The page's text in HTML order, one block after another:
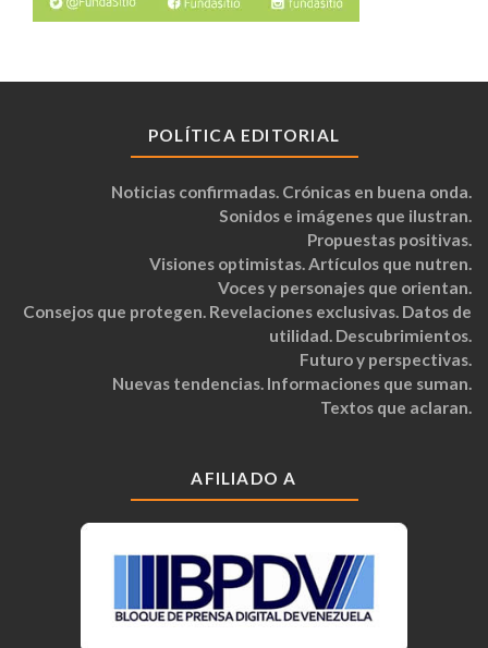
POLÍTICA EDITORIAL
Noticias confirmadas. Crónicas en buena onda.
Sonidos e imágenes que ilustran.
Propuestas positivas.
Visiones optimistas. Artículos que nutren.
Voces y personajes que orientan.
Consejos que protegen. Revelaciones exclusivas. Datos de
utilidad. Descubrimientos.
Futuro y perspectivas.
Nuevas tendencias. Informaciones que suman.
Textos que aclaran.
AFILIADO A